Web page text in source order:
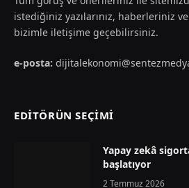
istediğiniz yazılarınız, haberleriniz
bizimle iletişime geçebilirsiniz.
e-posta:
EDİTÖRÜN SEÇİMİ
Yapay zekâ
başlatıyor
2 Temmuz 2026